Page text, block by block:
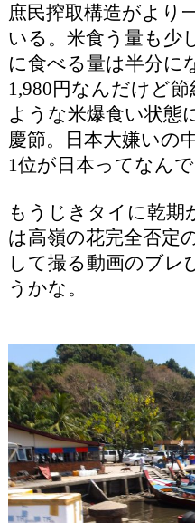
庶民搾取構造がより
いる。米食う量も少
に食べる量は半分に
1,980円なんだけど
ような米爆食い状態
慶節。日本大嫌いの
1位が日本ってなんで
もうじきタイに乾期
は高嶺の花完全否定
して撮る動画のブレ
うかな。